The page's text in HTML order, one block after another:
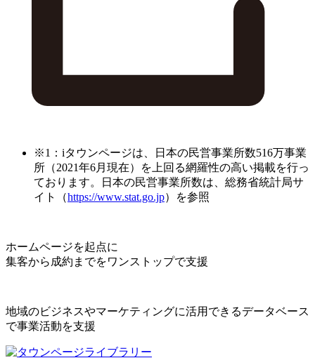
※1：iタウンページは、日本の民営事業所数516万事業
所（2021年6月現在）を上回る網羅性の高い掲載を行っ
ております。日本の民営事業所数は、総務省統計局サ
イト（https://www.stat.go.jp）を参照
ホームページを起点に
集客から成約までをワンストップで支援
地域のビジネスやマーケティングに活用できるデータベース
で事業活動を支援